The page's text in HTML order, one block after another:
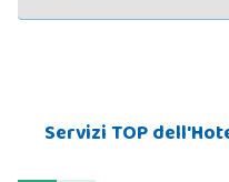
Servizi TOP